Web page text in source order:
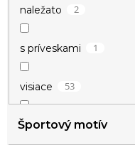
naležato 2
s príveskami 1
visiace 53
znamenie 8
Športový motív